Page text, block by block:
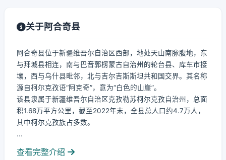
关于阿合奇县
阿合奇县位于新疆维吾尔自治区西部，地处天山南脉腹地，东
与拜城县相连，南与巴音郭楞蒙古自治州的轮台县、库车市接
壤，西与乌什县毗邻，北与吉尔吉斯斯坦共和国交界。其名称
源自柯尔克孜语“阿克奇”，意为“白色的山崖”。
该县隶属于新疆维吾尔自治区克孜勒苏柯尔克孜自治州，总面
积1.68万平方公里，截至2022年末，全县总人口约4.7万人，
其中柯尔克孜族占多数。
...
查看完整介绍